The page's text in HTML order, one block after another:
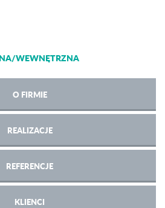
WEWNĘTRZNA
O FIRMIE
REALIZACJE
REFERENCJE
KLIENCI